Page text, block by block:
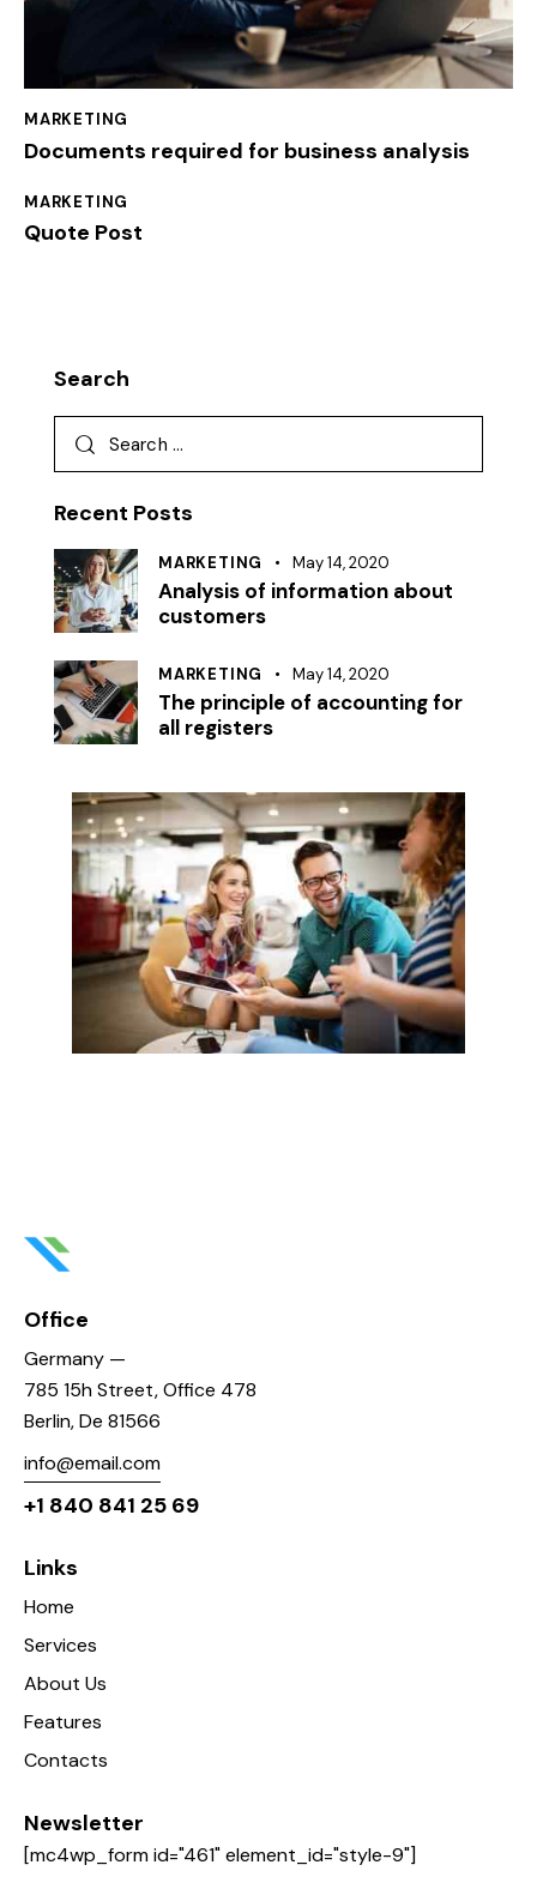
MARKETING
Documents required for business analysis
MARKETING
Quote Post
Search
Recent Posts
MARKETING May 14, 2020
Analysis of information about
customers
MARKETING May 14, 2020
The principle of accounting for
all registers
Office
Germany —
785 15h Street, Office 478
Berlin, De 81566
info@email.com
+1 840 841 25 69
Links
Home
Services
About Us
Features
Contacts
Newsletter
[mc4wp_form id="461" element_id="style-9"]